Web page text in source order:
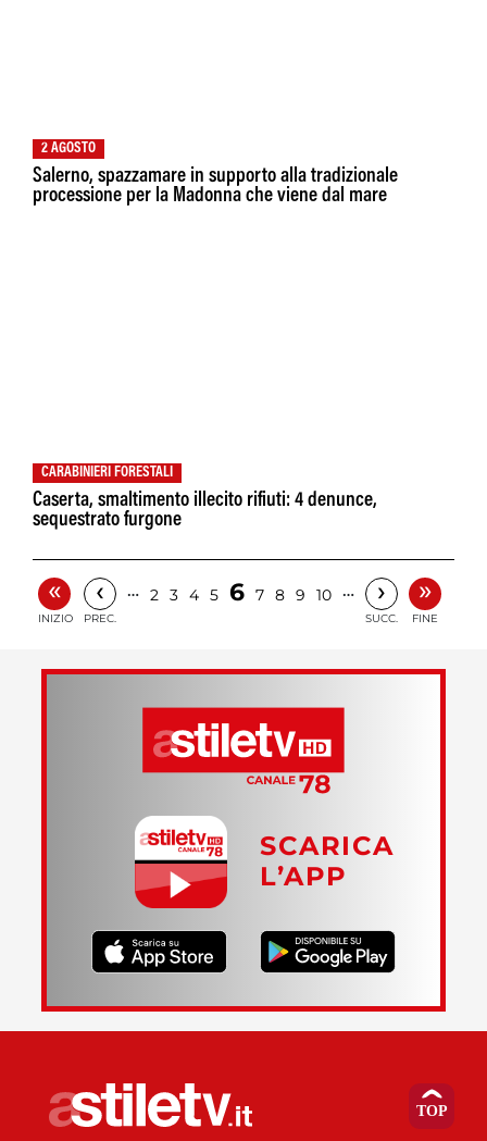
2 AGOSTO
Salerno, spazzamare in supporto alla tradizionale
processione per la Madonna che viene dal mare
CARABINIERI FORESTALI
Caserta, smaltimento illecito rifiuti: 4 denunce,
sequestrato furgone
«
INIZIO
‹
PREC.
… 2 3 4 5 6 7 8 9 10 … ›
SUCC.
»
FINE
SCARICA
L’APP